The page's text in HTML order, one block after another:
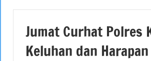
Jumat Curhat Polres
Keluhan dan Harapan